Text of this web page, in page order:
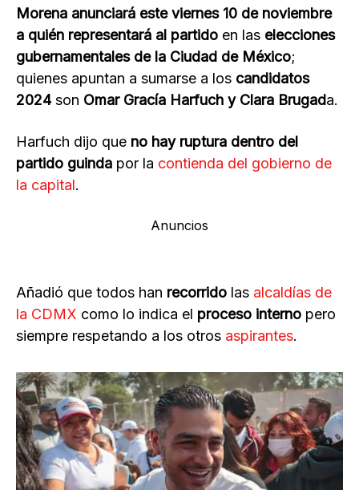
Morena anunciará este viernes 10 de noviembre
a quién representará al partido en las elecciones
gubernamentales de la Ciudad de México;
quienes apuntan a sumarse a los candidatos
2024son Omar Gracía Harfuch y Clara Brugada.
Harfuch dijo que no hay ruptura dentro del
partido guinda por la contienda del gobierno de
la capital.
Anuncios
Añadió que todos han recorrido las alcaldías de
la CDMX como lo indica el proceso interno pero
siempre respetando a los otros aspirantes.